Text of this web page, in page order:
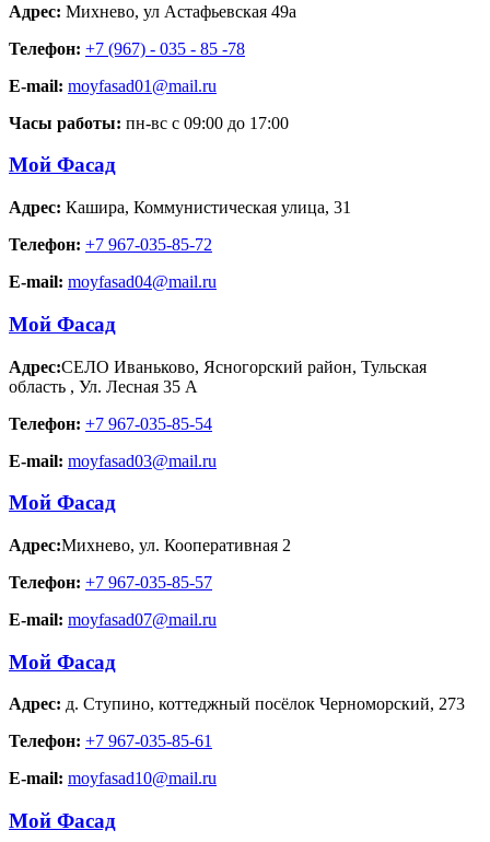
Адрес: Михнево, ул Астафьевская 49а
Телефон: +7 (967) - 035 - 85 -78
E-mail: moyfasad01@mail.ru
Часы работы: пн-вс с 09:00 до 17:00
Мой Фасад
Адрес: Кашира, Коммунистическая улица, 31
Телефон: +7 967-035-85-72
E-mail: moyfasad04@mail.ru
Мой Фасад
Адрес:СЕЛО Иваньково, Ясногорский район, Тульская
область , Ул. Лесная 35 А
Телефон: +7 967-035-85-54
E-mail: moyfasad03@mail.ru
Мой Фасад
Адрес:Михнево, ул. Кооперативная 2
Телефон: +7 967-035-85-57
E-mail: moyfasad07@mail.ru
Мой Фасад
Адрес: д. Ступино, коттеджный посёлок Черноморский, 273
Телефон: +7 967-035-85-61
E-mail: moyfasad10@mail.ru
Мой Фасад